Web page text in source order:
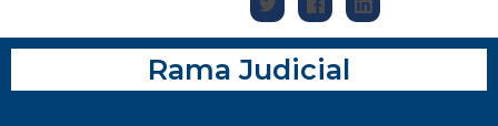
Rama Judicial